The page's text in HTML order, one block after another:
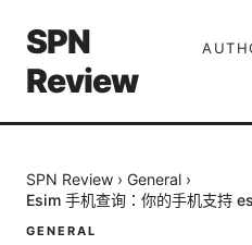
SPN
Review
SPN Review › General ›
Esim 手机查询：你的手机支持
GENERAL